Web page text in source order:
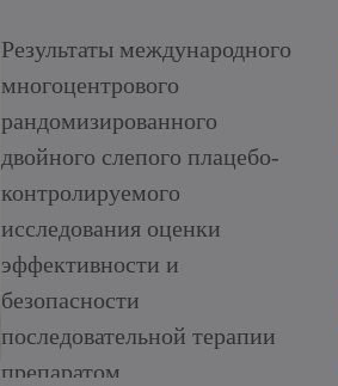
Результаты международного
многоцентрового
рандомизированного
двойного слепого плацебо-
контролируемого
исследования оценки
эффективности и
безопасности
последовательной терапии
препаратом